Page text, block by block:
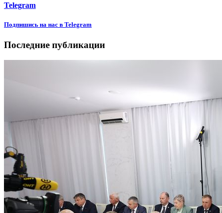
Telegram
Подпишиcь на нас в Telegram
Последние публикации